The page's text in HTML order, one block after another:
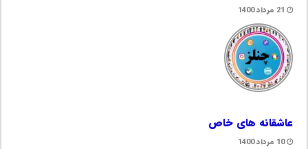
21 مرداد 1400
عاشقانه های خاص
10 مرداد 1400